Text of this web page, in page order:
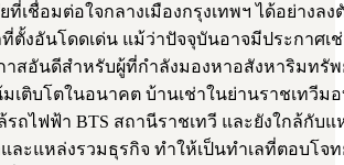
เชื่อมต่อใจกลางเมืองกรุงเทพฯ ได้อย่างลง
ตั้งอันโดดเด่น แม้ว่าปัจจุบันอาจมีประกาศเ
สอันดีสำหรับผู้ที่กำลังมองหาอสังหาริมทรัพ
เติบโตในอนาคต บ้านเช่าในย่านราชเทวีม
รถไฟฟ้า BTS สถานีราชเทวี และยังใกล้กับ
ะแหล่งรวมธุรกิจ ทำให้เป็นทำเลที่ตอบโจ